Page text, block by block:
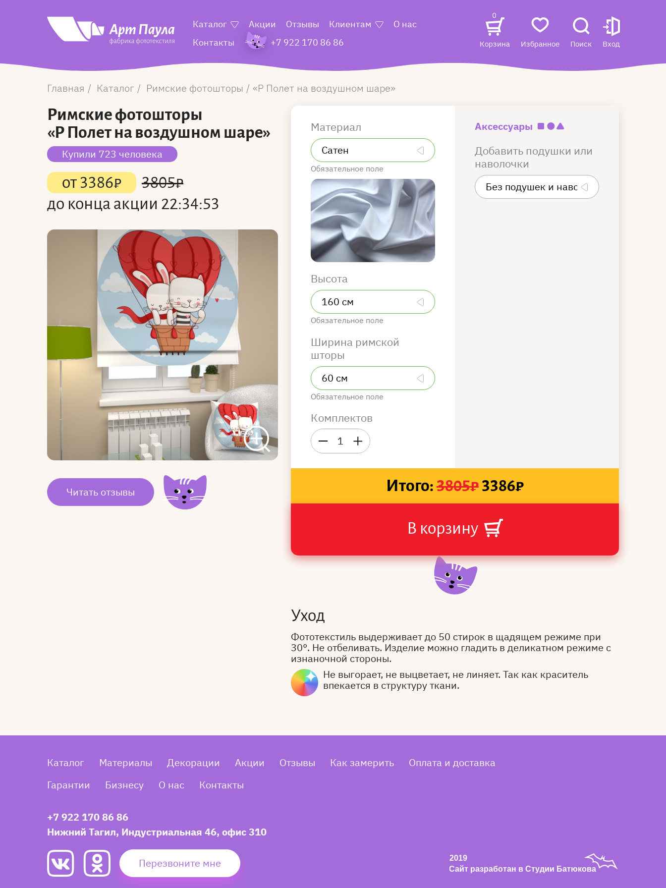
Каталог Акции Отзывы Клиентам
О нас
Контакты
+7 922 170 86 86
0
Корзина Избранное Поиск Вход
Главная Каталог Римские фотошторы Р Полет на воздушном шаре
Римские фотошторы
«Р Полет на воздушном шаре»
Купили 723 человека
от 3386₽ 3805₽
до конца акции 22:34:53
Читать отзывы
Материал
Обязательное поле
Высота
Обязательное поле
Ширина римской
шторы
Обязательное поле
Комплектов
1
Аксессуары
Добавить подушки или
наволочки
Итого:3805₽3386₽
В корзину
Уход
Фототекстиль выдерживает до 50 стирок в щадящем режиме при
30°. Не отбеливать. Изделие можно гладить в деликатном режиме с
изнаночной стороны.
Не выгорает, не выцветает, не линяет. Так как краситель
впекается в структуру ткани.
Каталог Материалы Декорации Акции Отзывы Как замерить
Оплата и доставка
Гарантии
Бизнесу О нас Контакты
Перезвоните мне
+7 922 170 86 86
Нижний Тагил, Индустриальная 46, офис 310